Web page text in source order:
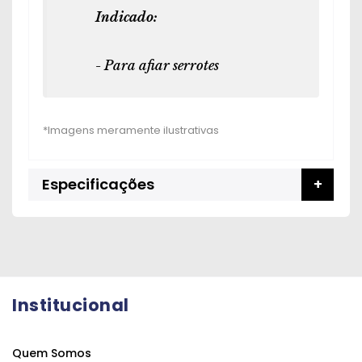
Indicado:
- Para afiar serrotes
Especificações
Institucional
Quem Somos